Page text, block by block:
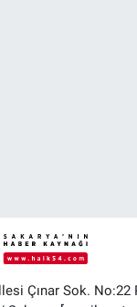
Çınar Sok. No:22